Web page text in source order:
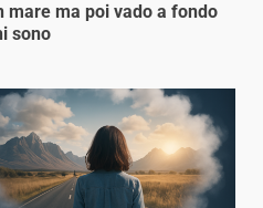
ma poi vado a fondo
sono